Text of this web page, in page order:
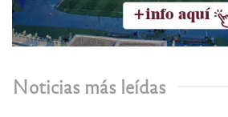
Noticias más leídas